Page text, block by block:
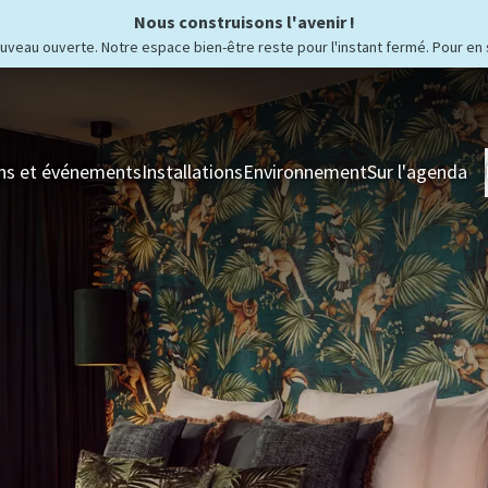
Nous construisons l'avenir !
ouverte. Notre espace bien-être reste pour l'instant fermé. Pour en
et événementsInstallationsEnvironnementSur l'agenda